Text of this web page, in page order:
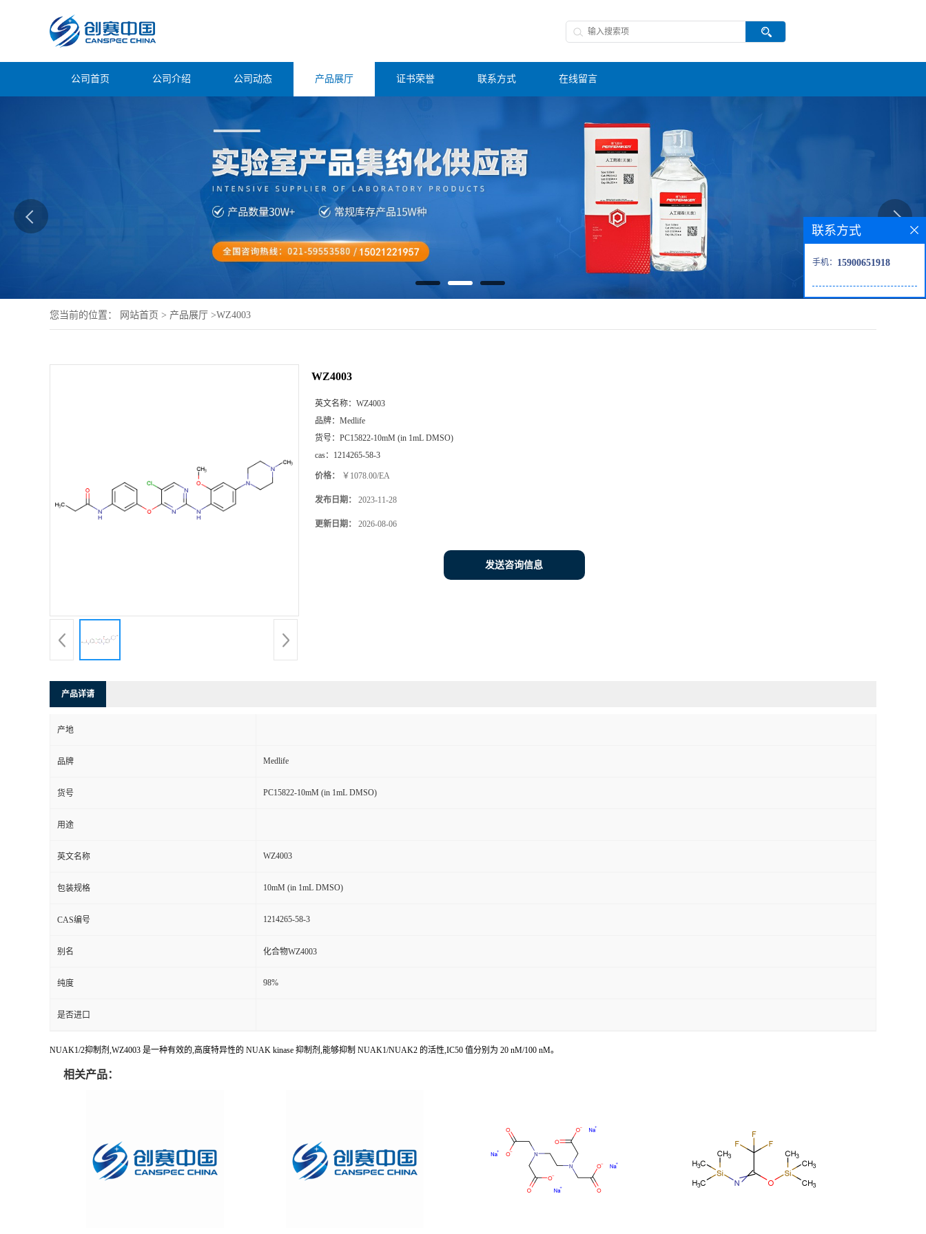
公司首页 公司介绍 公司动态 产品展厅 证书荣誉 联系方式 在线留言
您当前的位置： 网站首页 > 产品展厅 >WZ4003
WZ4003
英文名称： WZ4003
品牌： Medlife
货号： PC15822-10mM (in 1mL DMSO)
cas： 1214265-58-3
价格： ￥1078.00/EA
发布日期： 2023-11-28
更新日期： 2026-08-06
发送咨询信息
产品详请
产地
品牌 Medlife
货号 PC15822-10mM (in 1mL DMSO)
用途
英文名称 WZ4003
包装规格 10mM (in 1mL DMSO)
CAS编号 1214265-58-3
别名 化合物WZ4003
纯度 98%
是否进口
NUAK1/2抑制剂,WZ4003 是一种有效的,高度特异性的 NUAK kinase 抑制剂,能够抑制 NUAK1/NUAK2 的活性,IC50 值分别为 20 nM/100 nM。
相关产品：
联系方式
手机： 15900651918